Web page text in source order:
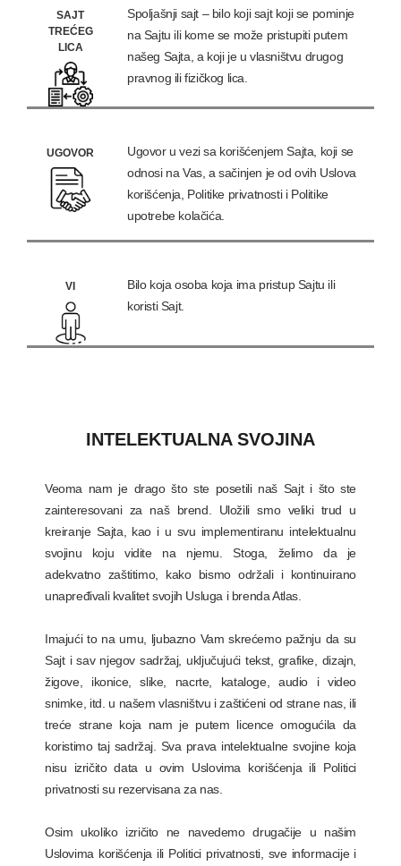
SAJT
TREĆEG
LICA
Spoljašnji sajt – bilo koji sajt koji se pominje
na Sajtu ili kome se može pristupiti putem
našeg Sajta, a koji je u vlasništvu drugog
pravnog ili fizičkog lica.
UGOVOR
Ugovor u vezi sa korišćenjem Sajta, koji se
odnosi na Vas, a sačinjen je od ovih Uslova
korišćenja, Politike privatnosti i Politike
upotrebe kolačića.
VI
Bilo koja osoba koja ima pristup Sajtu ili
koristi Sajt.
INTELEKTUALNA SVOJINA
Veoma nam je drago što ste posetili naš Sajt i što ste
zainteresovani za naš brend. Uložili smo veliki trud u
kreiranje Sajta, kao i u svu implementiranu intelektualnu
svojinu koju vidite na njemu. Stoga, želimo da je
adekvatno zaštitimo, kako bismo održali i kontinuirano
unapređivali kvalitet svojih Usluga i brenda Atlas.
Imajući to na umu, ljubazno Vam skrećemo pažnju da su
Sajt i sav njegov sadržaj, uključujući tekst, grafike, dizajn,
žigove, ikonice, slike, nacrte, kataloge, audio i video
snimke, itd. u našem vlasništvu i zaštićeni od strane nas, ili
treće strane koja nam je putem licence omogućila da
koristimo taj sadržaj. Sva prava intelektualne svojine koja
nisu izričito data u ovim Uslovima korišćenja ili Politici
privatnosti su rezervisana za nas.
Osim ukoliko izričito ne navedemo drugačije u našim
Uslovima korišćenja ili Politici privatnosti, sve informacije i